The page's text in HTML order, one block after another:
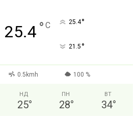
25.4 ° C 25.4°
21.5 °
0.5kmh 100 %
НД
25°
ПН
28°
ВТ
34°